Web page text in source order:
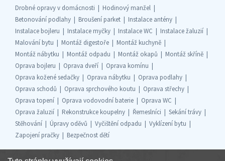
Drobné opravy v domácnosti
Hodinový manžel
Betonování podlahy
Broušení parket
Instalace antény
Instalace bojleru
Instalace myčky Instalace WC
Instalace žaluzií
Malování bytu
Montáž digestoře
Montáž kuchyně
Montáž nábytku
Montáž odpadu Montáž okapů
Montáž skříně
Oprava bojleru
Oprava dveří
Oprava komínu
Oprava kožené sedačky
Oprava nábytku
Oprava podlahy
Oprava schodů
Oprava sprchového koutu
Oprava střechy
Oprava topení
Oprava vodovodní baterie
Oprava WC
Oprava žaluzií
Rekonstrukce koupelny Řemeslníci
Sekání trávy
Stěhování
Úpravy oděvů Vyčištění odpadu
Vyklízení bytu
Zapojení pračky
Bezpečnost dětí